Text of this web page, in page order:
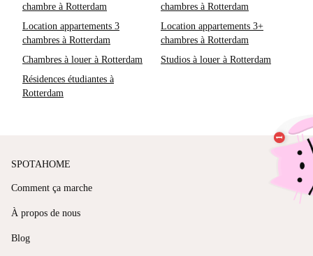
chambre à Rotterdam
chambres à Rotterdam
Location appartements 3
chambres à Rotterdam
Location appartements 3+
chambres à Rotterdam
Chambres à louer à Rotterdam
Studios à louer à Rotterdam
Résidences étudiantes à
Rotterdam
SPOTAHOME
Comment ça marche
À propos de nous
Blog